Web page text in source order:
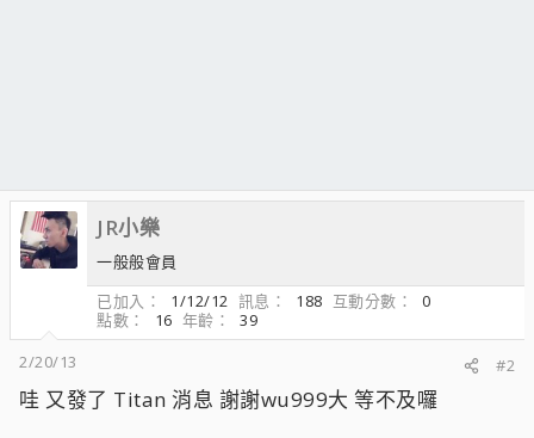
JR小樂
一般般會員
已加入
1/12/12 訊息 188 互動分數
0
點數
16 年齡
39
2/20/13
#2
哇 又發了 Titan 消息 謝謝wu999大 等不及囉